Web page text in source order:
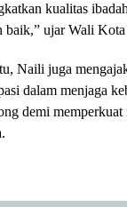
kualitas
baik,” ujar Wali
Naili juga
dalam menjaga
demi